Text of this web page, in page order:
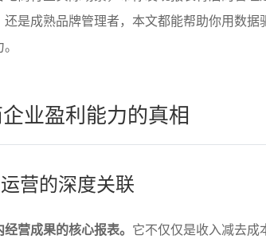
是成熟品牌管理者，本文都能帮助你用数据
业盈利能力的真相
营的深度关联
营成果的核心报表。 它不仅仅是收入减去成